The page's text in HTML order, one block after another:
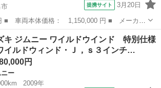
提携サイト 3月20日
名： ジムニー ■ グレード名： エアコ
ジエター交換済・ルーフラック・前後クロカン
ジムニー
キ ジムニー ワイルドウインド 特別仕様
イルドウィンド・Ｊ，ｓ３インチ…
円
ー
2009年